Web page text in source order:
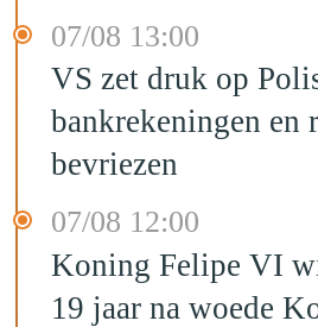
07/08 13:00
VS zet druk op
bankrekeningen en
bevriezen
07/08 12:00
Koning Felipe VI
19 jaar na woede